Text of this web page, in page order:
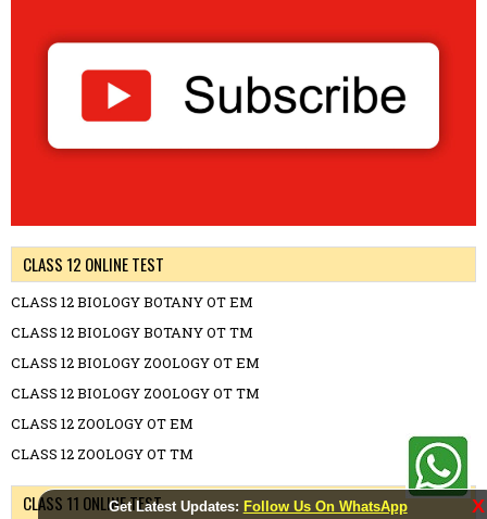
Get Latest Updates: Follow Us On WhatsApp X
CLASS 12 ONLINE TEST
CLASS 12 BIOLOGY BOTANY OT EM
CLASS 12 BIOLOGY BOTANY OT TM
CLASS 12 BIOLOGY ZOOLOGY OT EM
CLASS 12 BIOLOGY ZOOLOGY OT TM
CLASS 12 ZOOLOGY OT EM
CLASS 12 ZOOLOGY OT TM
CLASS 11 ONLINE TEST